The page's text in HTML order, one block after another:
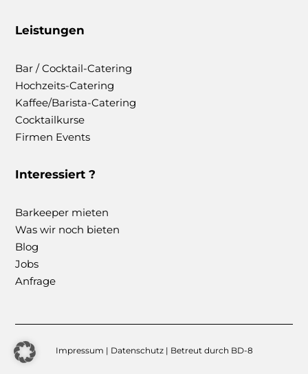
Leistungen
Bar / Cocktail-Catering
Hochzeits-Catering
Kaffee/Barista-Catering
Cocktailkurse
Firmen Events
Interessiert ?
Barkeeper mieten
Was wir noch bieten
Blog
Jobs
Anfrage
Impressum | Datenschutz| Betreut durch BD-8